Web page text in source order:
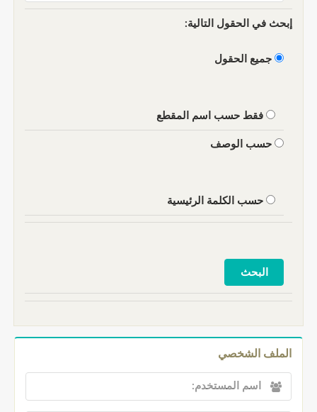
إبحث في الحقول التالية:
جميع الحقول
فقط حسب اسم المقطع
حسب الوصف
حسب الكلمة الرئيسية
الملف الشخصي